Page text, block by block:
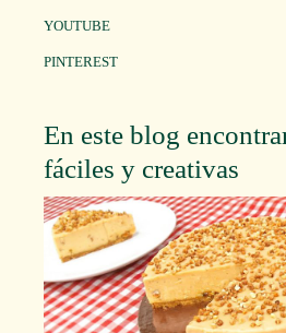
YOUTUBE
PINTEREST
En este blog
fáciles y creativas